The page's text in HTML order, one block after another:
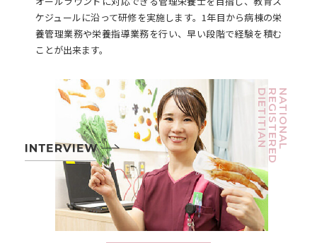
ケジュールに沿って研修を実施します。1年目から病棟の栄
養管理業務や栄養指導業務を行い、早い段階で経験を積む
ことが出来ます。
NATIONAL
REGISTERED
DIETITIAN